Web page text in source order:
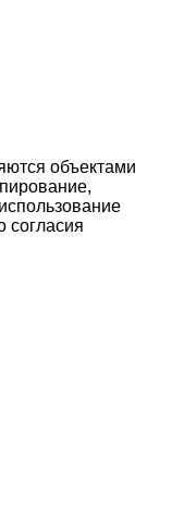
объектами
согласия